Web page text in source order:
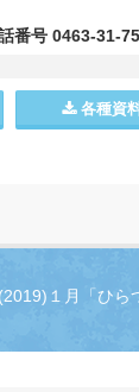
番号0463-31-
各種資
１月「ひら